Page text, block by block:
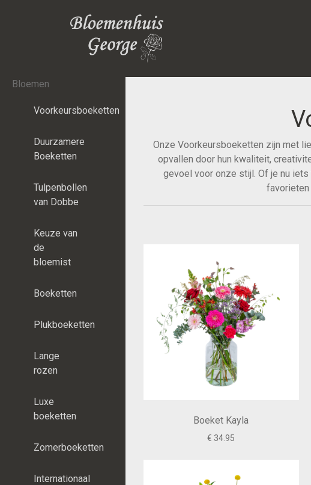
Bloemen
Voorkeursboeketten
Duurzamere
Boeketten
Tulpenbollen
van Dobbe
Keuze van
de
bloemist
Boeketten
Plukboeketten
Lange
rozen
Luxe
boeketten
Zomerboeketten
Internationaal
Onze Voorkeursboeketten zijn met
opvallen door hun kwaliteit,
gevoel voor onze stijl. Of je nu
favorieten
Boeket Kayla
€ 34.95